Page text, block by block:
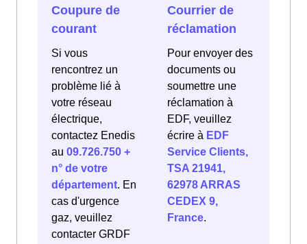
Coupure de
courant
Si vous
rencontrez un
problème lié à
votre réseau
électrique,
contactez Enedis
au 09.726.750 +
n° de votre
département. En
cas d'urgence
gaz, veuillez
contacter GRDF
Courrier de
réclamation
Pour envoyer des
documents ou
soumettre une
réclamation à
EDF, veuillez
écrire à EDF
Service Clients,
TSA 21941,
62978 ARRAS
CEDEX 9,
France.